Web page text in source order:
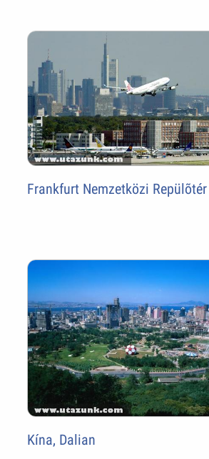
Frankfurt Nemzetközi Repülõtér
Kína, Dalian